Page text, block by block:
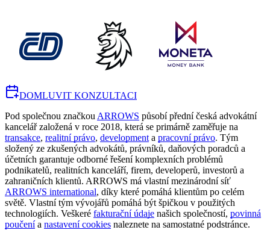
DOMLUVIT KONZULTACI
Pod společnou značkou ARROWS působí přední česká advokátní
kancelář založená v roce 2018, která se primárně zaměřuje na
transakce, realitní právo, development a pracovní právo. Tým
složený ze zkušených advokátů, právníků, daňových poradců a
účetních garantuje odborné řešení komplexních problémů
podnikatelů, realitních kanceláří, firem, developerů, investorů a
zahraničních klientů. ARROWS má vlastní mezinárodní síť
ARROWS international, díky které pomáhá klientům po celém
světě. Vlastní tým vývojářů pomáhá být špičkou v použitých
technologiích. Veškeré fakturační údaje našich společností, povinná
poučenía nastavení cookies naleznete na samostatné podstránce.